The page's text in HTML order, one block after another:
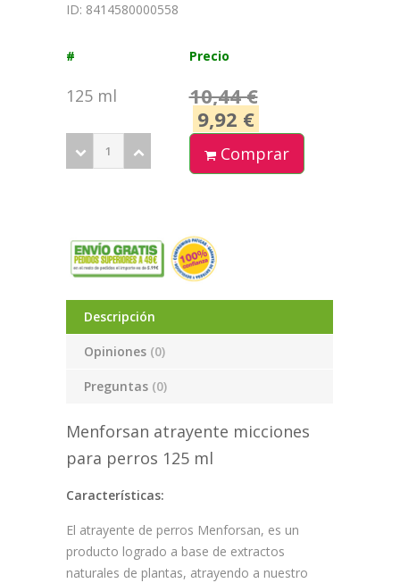
ID: 8414580000558
# Precio
125 ml
10,44 €
9,92 €
Comprar
Descripción
Opiniones (0)
Preguntas (0)
Menforsan atrayente micciones
para perros 125 ml
Características:
El atrayente de perros Menforsan, es un
producto logrado a base de extractos
naturales de plantas, atrayendo a nuestro